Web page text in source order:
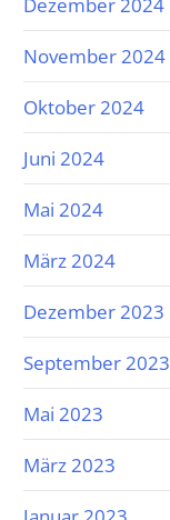
November 2024
Oktober 2024
Juni 2024
Mai 2024
März 2024
Dezember 2023
September 2023
Mai 2023
März 2023